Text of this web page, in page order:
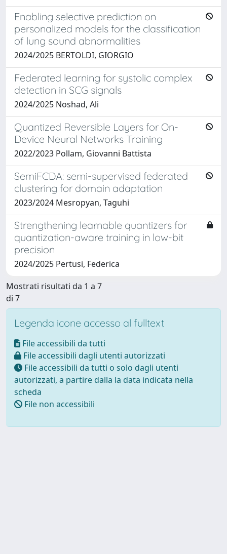
Enabling selective prediction on
personalized models for the classification
of lung sound abnormalities
2024/2025 BERTOLDI, GIORGIO
Federated learning for systolic complex
detection in SCG signals
2024/2025 Noshad, Ali
Quantized Reversible Layers for On-
Device Neural Networks Training
2022/2023 Pollam, Giovanni Battista
SemiFCDA: semi-supervised federated
clustering for domain adaptation
2023/2024 Mesropyan, Taguhi
Strengthening learnable quantizers for
quantization-aware training in low-bit
precision
2024/2025 Pertusi, Federica
Mostrati risultati da 1 a 7
di 7
Legenda icone accesso al fulltext
File accessibili da tutti
File accessibili dagli utenti autorizzati
File accessibili da tutti o solo dagli utenti
autorizzati, a partire dalla la data indicata nella
scheda
File non accessibili